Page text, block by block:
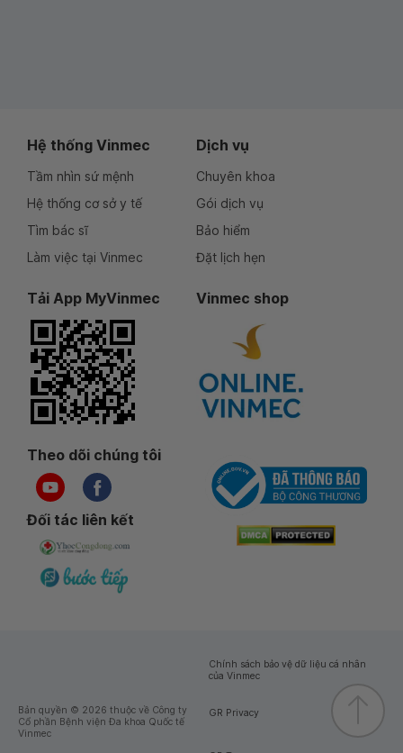
Hệ thống Vinmec
Tầm nhìn sứ mệnh
Hệ thống cơ sở y tế
Tìm bác sĩ
Làm việc tại Vinmec
Dịch vụ
Chuyên khoa
Gói dịch vụ
Bảo hiểm
Đặt lịch hẹn
Tải App MyVinmec Vinmec shop
Theo dõi chúng tôi
Đối tác liên kết
Bản quyền © 2026 thuộc về Công ty
Cổ phần Bệnh viện Đa khoa Quốc tế
Vinmec
Chính sách bảo vệ dữ liệu cá nhân
của Vinmec
GR Privacy